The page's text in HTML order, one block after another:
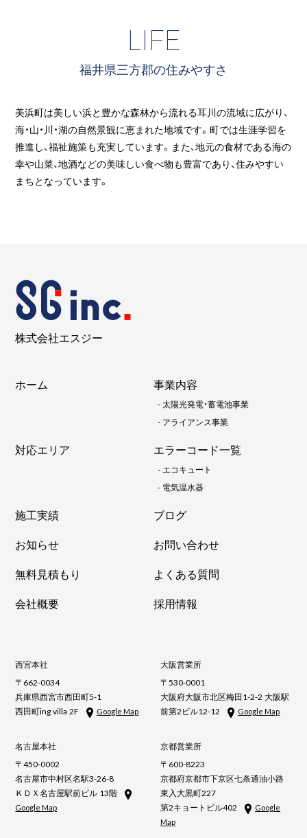
LIFE
福井県三方郡の住みやすさ
美浜町は美しい浜と豊かな森林から流れる耳川の流域に広がり、
海・山・川・湖の自然景観に恵まれた地域です。町では生涯学習を
推進し、福祉施策も充実しています。また、地元の食材である海の
幸や山菜、地酒などの美味しい食べ物も豊富であり、住みやすい
まちとなっています。
株式会社エスジー
ホーム 事業内容
-太陽光発電・蓄電池事業
- アライアンス事業
対応エリア エラーコード一覧
-エコキュート
- 電気温水器
施工実績
ブログ
お知らせ
お問い合わせ
無料見積もり
よくある質問
会社概要
採用情報
西宮本社
〒662-0034
兵庫県西宮市西田町5-1
西田町ing villa 2F
Google Map
名古屋本社
〒450-0002
名古屋市中村区名駅3-26-8
ＫＤＸ名古屋駅前ビル 13階
Google Map
大阪営業所
〒530-0001
大阪府大阪市北区梅田1-2-2 大阪駅
前第2ビル12-12
Google Map
京都営業所
〒600-8223
京都府京都市下京区七条通油小路
東入大黒町227
第2キョートビル402
Google
Map